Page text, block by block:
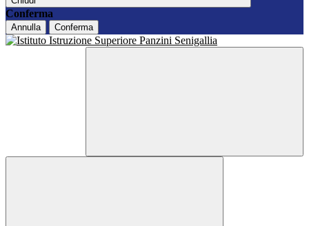
Conferma
Annulla Conferma